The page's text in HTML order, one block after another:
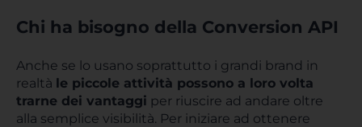
Chi ha bisogno della Conversion API
Anche se lo usano soprattutto i grandi brand in
realtà le piccole attività possono a loro volta
trarne dei vantaggi per riuscire ad andare oltre
alla semplice visibilità. Per iniziare ad ottenere